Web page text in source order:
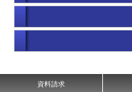
資料請求